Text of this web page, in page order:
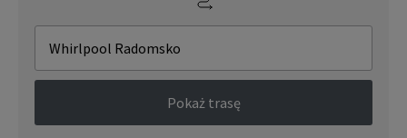
Pokaż trasę